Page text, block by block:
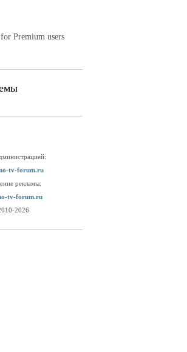
Premium users
tv-forum.ru
рекламы:
tv-forum.ru
2026